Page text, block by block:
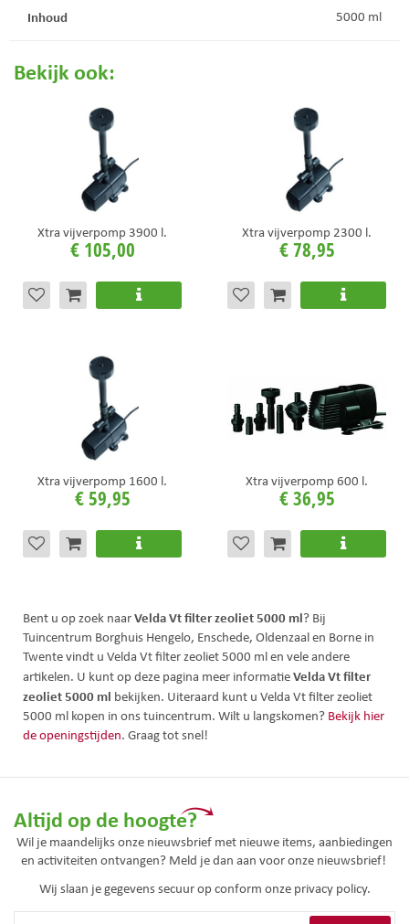
Inhoud 5000 ml
Bekijk ook:
Xtra vijverpomp 3900 l.
€ 105,00
Xtra vijverpomp 2300 l.
€78,95
Xtra vijverpomp 1600 l.
€ 59,95
Xtra vijverpomp 600 l.
€36,95
Bent u op zoek naarVelda Vt filter zeoliet 5000 ml? Bij
Tuincentrum Borghuis Hengelo, Enschede, Oldenzaal en Borne in
Twente vindt u Velda Vt filter zeoliet 5000 ml en vele andere
artikelen. U kunt op deze pagina meer informatieVelda Vt filter
zeoliet 5000 ml bekijken. Uiteraard kunt u Velda Vt filter zeoliet
5000 ml kopen in ons tuincentrum. Wilt u langskomen? Bekijk hier
de openingstijden. Graag tot snel!
Altijd op de hoogte?
Wil je maandelijks onze nieuwsbrief met nieuwe items, aanbiedingen
en activiteiten ontvangen? Meld je dan aan voor onze nieuwsbrief!
Wij slaan je gegevens secuur op conform onze privacy policy.